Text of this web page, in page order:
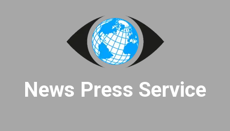
News Press Service